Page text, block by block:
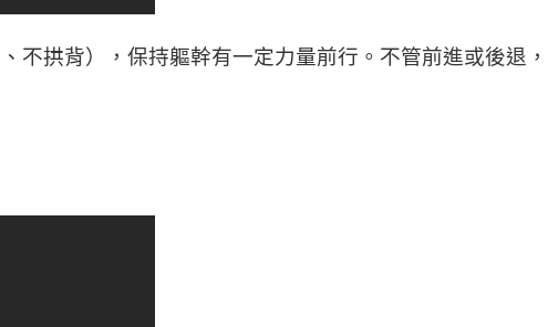
不拱背），保持軀幹有一定力量前行。不管前進或後退